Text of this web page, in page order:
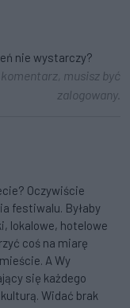
nie wystarczy?
musisz być
zalogowany.
Oczywiście
festiwalu. Byłaby
lokalowe, hotelowe
coś na miarę
A Wy
się każdego
Widać brak